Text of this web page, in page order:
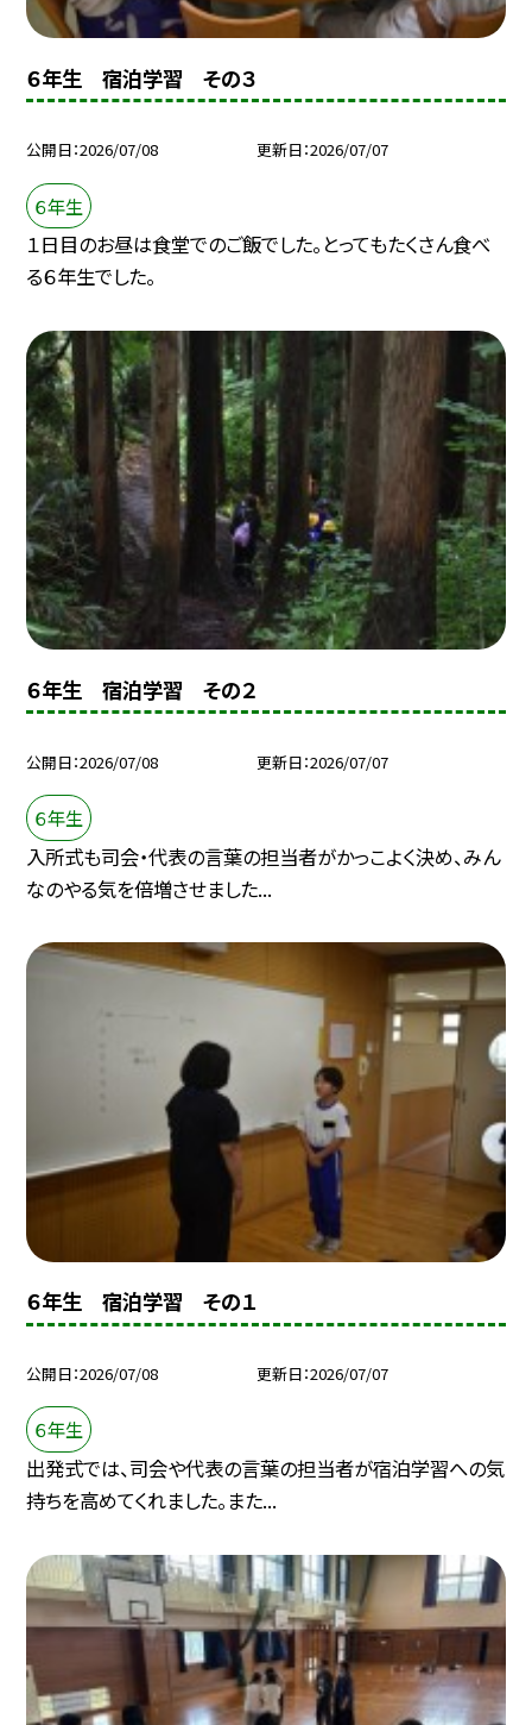
６年生 宿泊学習 その３
公開日 2026/07/08 更新日 2026/07/07
６年生
１日目のお昼は食堂でのご飯でした。とってもたくさん食べ
る６年生でした。
６年生 宿泊学習 その２
公開日 2026/07/08 更新日 2026/07/07
６年生
入所式も司会・代表の言葉の担当者がかっこよく決め、みん
なのやる気を倍増させました...
６年生 宿泊学習 その１
公開日 2026/07/08 更新日 2026/07/07
６年生
出発式では、司会や代表の言葉の担当者が宿泊学習への気
持ちを高めてくれました。また...